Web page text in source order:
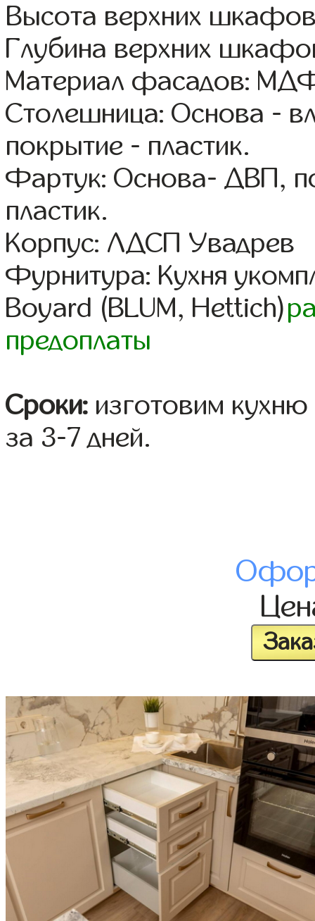
Высота верхних
Глубина верхних
Материал фасадов:
Столешница: Основа -
покрытие - пластик.
Фартук: Основа- ДВП,
пластик.
Корпус: ЛДСП Увадрев
Фурнитура: Кухня
Boyard (BLUM, Hettich)
предоплаты
Сроки: изготовим
за 3-7 дней.